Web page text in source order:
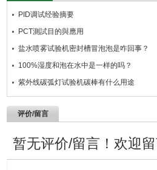
PID调试经验摘要
PCT測試目的與應用
盐水喷雾试验机密封槽冒泡泡是咋回事？
100%湿度和泡在水中是一样的吗？
紫外线碳弧灯试验机碳棒有什么用途
评价/留言
暂无评价/留言！欢迎